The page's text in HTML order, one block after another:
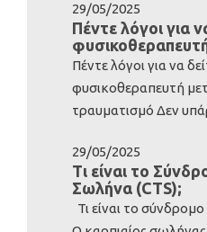
σοβαρό διάστρεμμα
Ωστόσο, ορισμένοι
γενετής με λιγότερο
αστραγάλους- αυτά
γενικά ιδιαίτερα
ποδοκνημικής οδηγεί
του αστραγάλου που
επακόλουθες
στη δύναμη, στον
29/05/2025
Πέντε λόγοι για
τραυματισμό
Πέντε λόγοι για να
φυσικοθεραπευτή
τραυματισμό Δεν
ανθεκτικό. Αν
αναγέννηση νέων
είναι ικανό να
βλάβες, μεταξύ
29/05/2025
Τι είναι το
Σωλήνα (CTS);
Τι είναι το